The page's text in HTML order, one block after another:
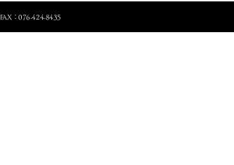
FAX：076-424-8435